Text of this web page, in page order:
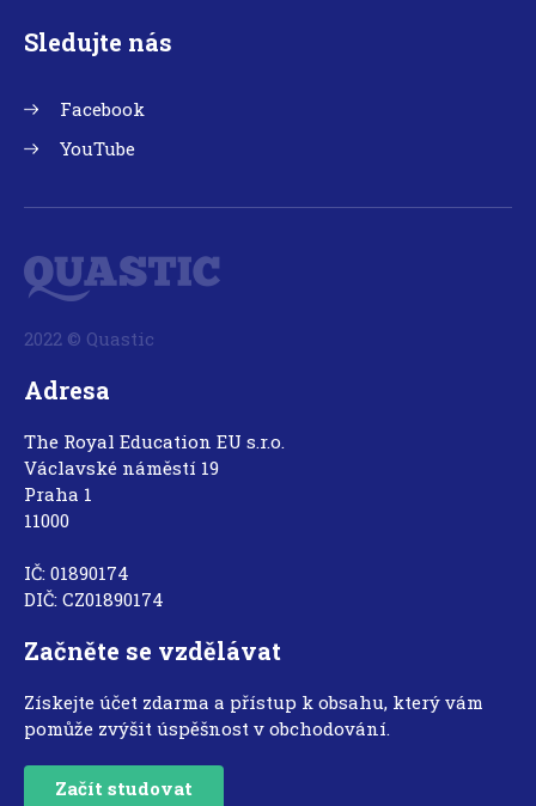
Sledujte nás
Facebook
YouTube
2022 © Quastic
Adresa
The Royal Education EU s.r.o.
Václavské náměstí 19
Praha 1
11000
IČ: 01890174
DIČ: CZ01890174
Začněte se vzdělávat
Získejte účet zdarma a přístup k obsahu, který vám
pomůže zvýšit úspěšnost v obchodování.
Začít studovat